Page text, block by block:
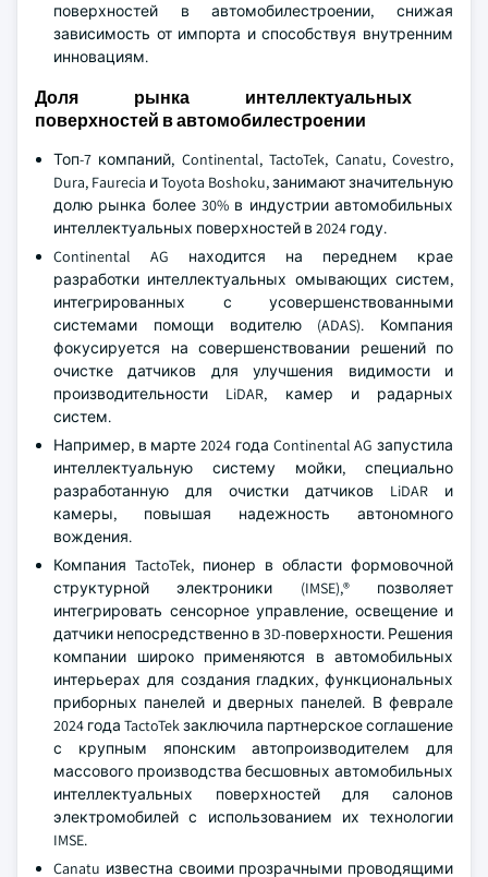
поверхностей в автомобилестроении, снижая
зависимость от импорта и способствуя внутренним
инновациям.
Доля рынка интеллектуальных
поверхностей в автомобилестроении
Топ-7 компаний, Continental, TactoTek, Canatu, Covestro,
Dura, Faurecia и Toyota Boshoku, занимают значительную
долю рынка более 30% в индустрии автомобильных
интеллектуальных поверхностей в 2024 году.
Continental AG находится на переднем крае
разработки интеллектуальных омывающих систем,
интегрированных с усовершенствованными
системами помощи водителю (ADAS). Компания
фокусируется на совершенствовании решений по
очистке датчиков для улучшения видимости и
производительности LiDAR, камер и радарных
систем.
Например, в марте 2024 года Continental AG запустила
интеллектуальную систему мойки, специально
разработанную для очистки датчиков LiDAR и
камеры, повышая надежность автономного
вождения.
Компания TactoTek, пионер в области формовочной
структурной электроники (IMSE),® позволяет
интегрировать сенсорное управление, освещение и
датчики непосредственно в 3D-поверхности. Решения
компании широко применяются в автомобильных
интерьерах для создания гладких, функциональных
приборных панелей и дверных панелей. В феврале
2024 года TactoTek заключила партнерское соглашение
с крупным японским автопроизводителем для
массового производства бесшовных автомобильных
интеллектуальных поверхностей для салонов
электромобилей с использованием их технологии
IMSE.
Canatu известна своими прозрачными проводящими